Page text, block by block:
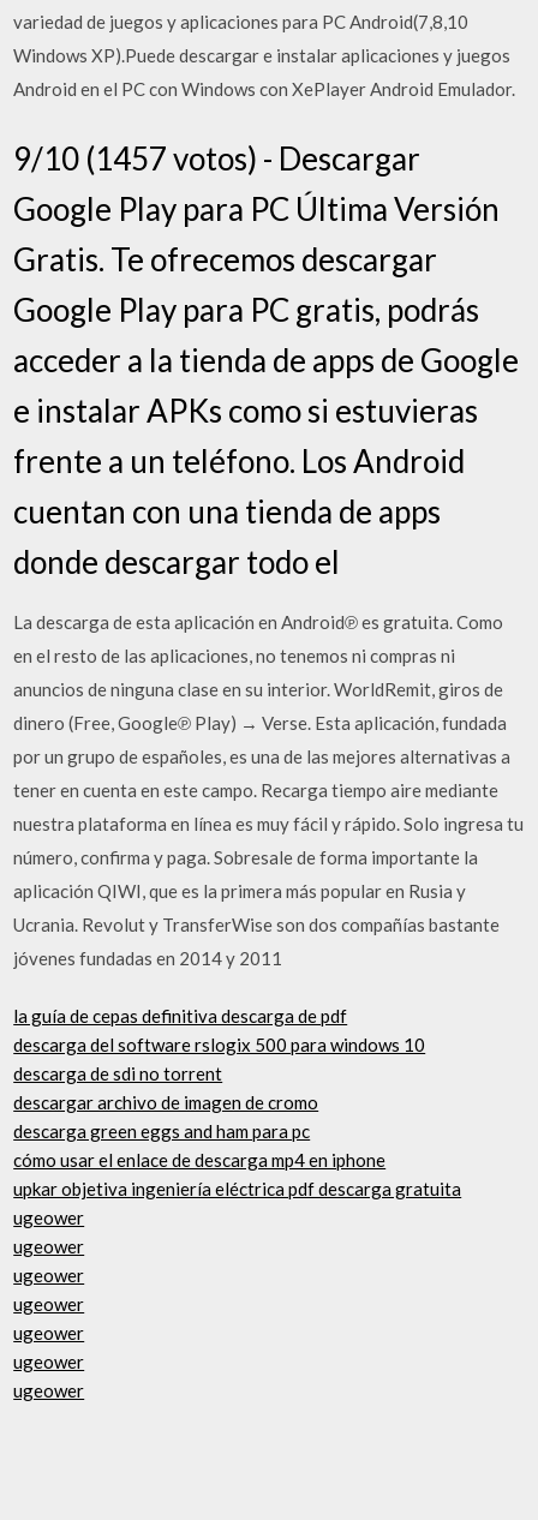
variedad de juegos y aplicaciones para PC Android(7,8,10
Windows XP).Puede descargar e instalar aplicaciones y juegos
Android en el PC con Windows con XePlayer Android Emulador.
9/10 (1457 votos) - Descargar
Google Play para PC Última Versión
Gratis. Te ofrecemos descargar
Google Play para PC gratis, podrás
acceder a la tienda de apps de Google
e instalar APKs como si estuvieras
frente a un teléfono. Los Android
cuentan con una tienda de apps
donde descargar todo el
La descarga de esta aplicación en Android℗ es gratuita. Como
en el resto de las aplicaciones, no tenemos ni compras ni
anuncios de ninguna clase en su interior. WorldRemit, giros de
dinero (Free, Google℗ Play) → Verse. Esta aplicación, fundada
por un grupo de españoles, es una de las mejores alternativas a
tener en cuenta en este campo. Recarga tiempo aire mediante
nuestra plataforma en línea es muy fácil y rápido. Solo ingresa tu
número, confirma y paga. Sobresale de forma importante la
aplicación QIWI, que es la primera más popular en Rusia y
Ucrania. Revolut y TransferWise son dos compañías bastante
jóvenes fundadas en 2014 y 2011
la guía de cepas definitiva descarga de pdf
descarga del software rslogix 500 para windows 10
descarga de sdi no torrent
descargar archivo de imagen de cromo
descarga green eggs and ham para pc
cómo usar el enlace de descarga mp4 en iphone
upkar objetiva ingeniería eléctrica pdf descarga gratuita
ugeower
ugeower
ugeower
ugeower
ugeower
ugeower
ugeower